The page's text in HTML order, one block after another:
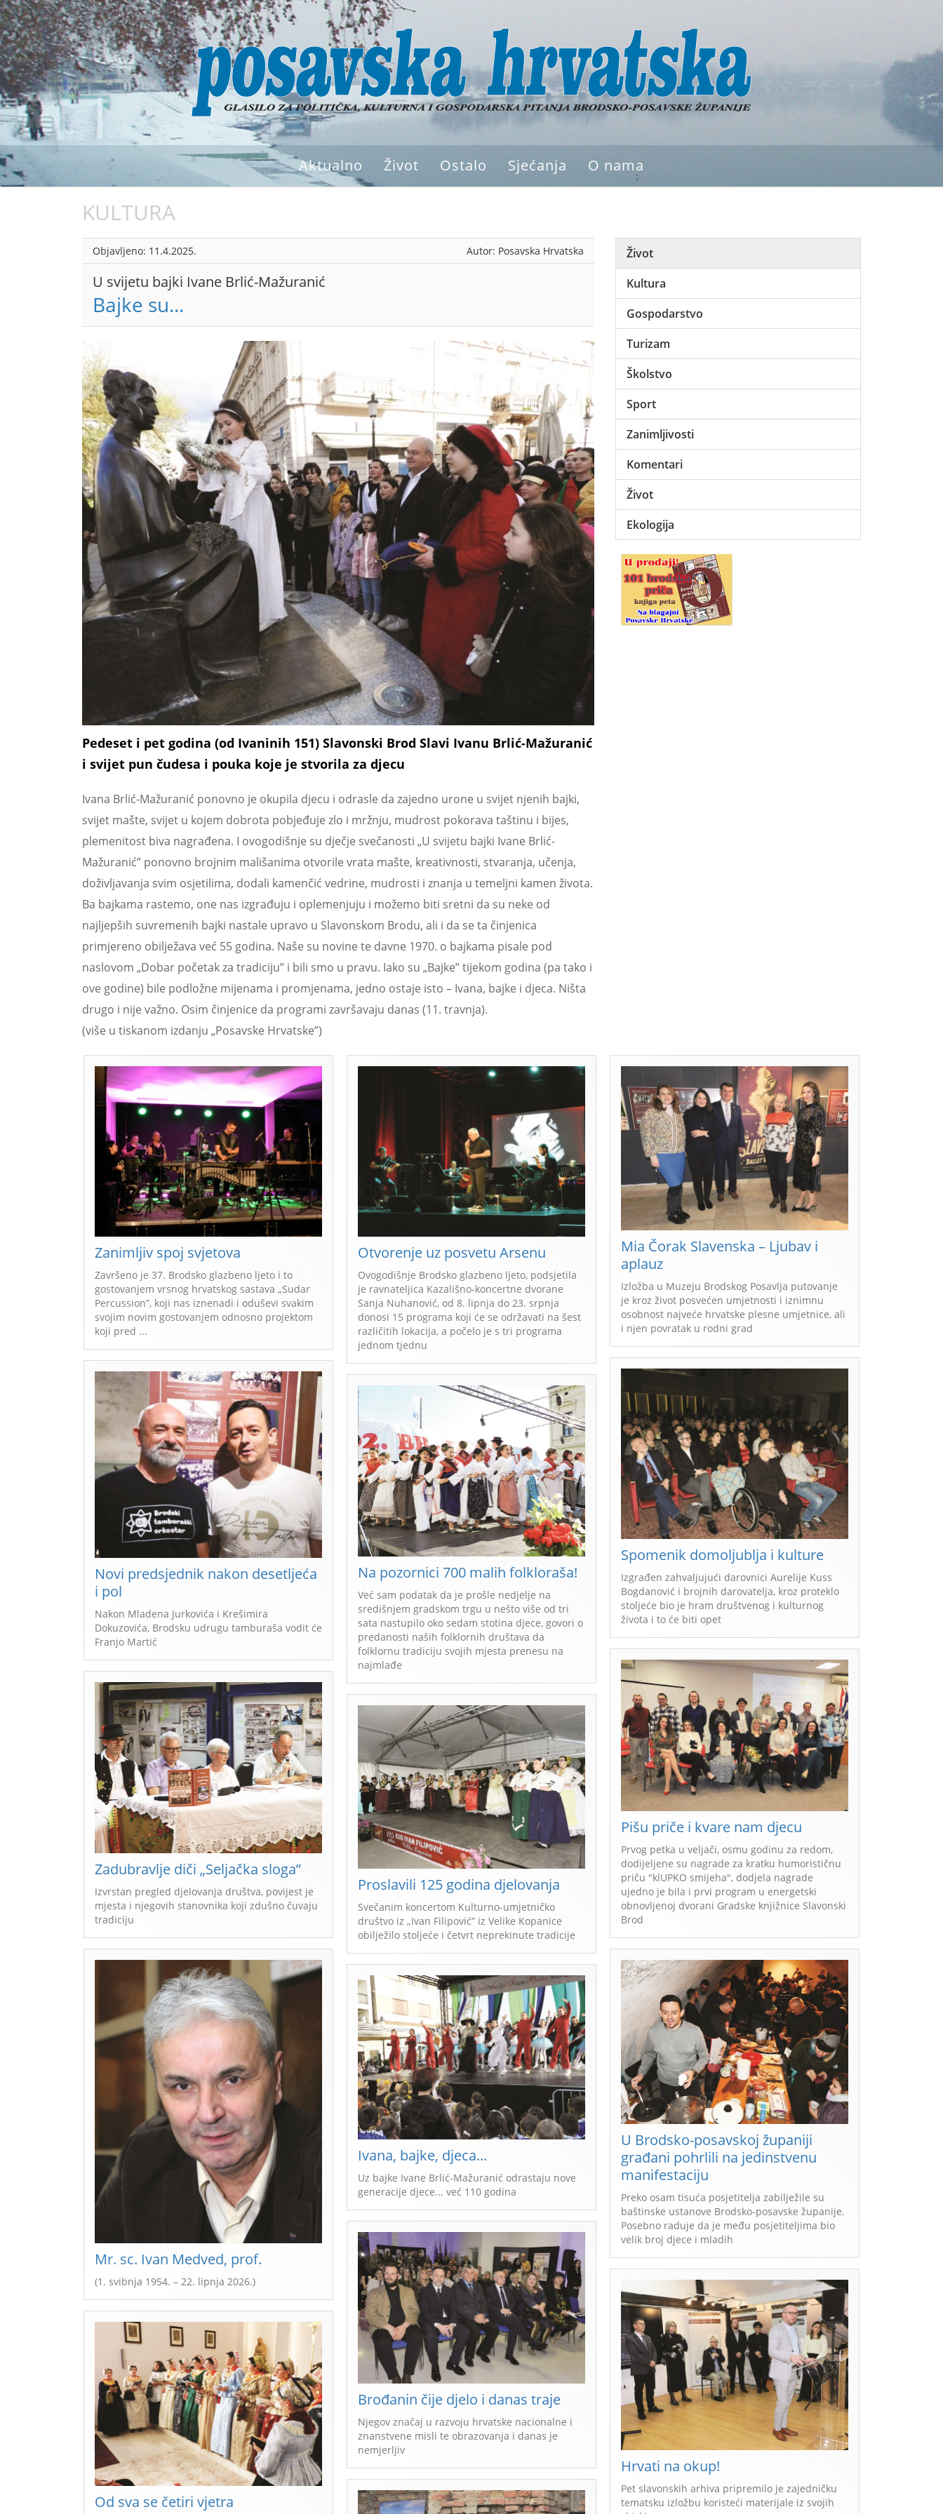
Aktualno Život Ostalo Sjećanja O nama
KULTURA
Objavljeno: 11.4.2025. Autor: Posavska Hrvatska
U svijetu bajki Ivane Brlić-Mažuranić
Bajke su...
Pedeset i pet godina (od Ivaninih 151) Slavonski Brod Slavi Ivanu Brlić-Mažuranić
i svijet pun čudesa i pouka koje je stvorila za djecu
Ivana Brlić-Mažuranić ponovno je okupila djecu i odrasle da zajedno urone u svijet njenih bajki,
svijet mašte, svijet u kojem dobrota pobjeđuje zlo i mržnju, mudrost pokorava taštinu i bijes,
plemenitost biva nagrađena. I ovogodišnje su dječje svečanosti „U svijetu bajki Ivane Brlić-
Mažuranić” ponovno brojnim mališanima otvorile vrata mašte, kreativnosti, stvaranja, učenja,
doživljavanja svim osjetilima, dodali kamenčić vedrine, mudrosti i znanja u temeljni kamen života.
Ba bajkama rastemo, one nas izgrađuju i oplemenjuju i možemo biti sretni da su neke od
najljepših suvremenih bajki nastale upravo u Slavonskom Brodu, ali i da se ta činjenica
primjereno obilježava već 55 godina. Naše su novine te davne 1970. o bajkama pisale pod
naslovom „Dobar početak za tradiciju” i bili smo u pravu. Iako su „Bajke” tijekom godina (pa tako i
ove godine) bile podložne mijenama i promjenama, jedno ostaje isto – Ivana, bajke i djeca. Ništa
drugo i nije važno. Osim činjenice da programi završavaju danas (11. travnja).
(više u tiskanom izdanju „Posavske Hrvatske”)
Život
Kultura
Gospodarstvo
Turizam
Školstvo
Sport
Zanimljivosti
Komentari
Život
Ekologija
Zanimljiv spoj svjetova
Završeno je 37. Brodsko glazbeno ljeto i to
gostovanjem vrsnog hrvatskog sastava „Sudar
Percussion”, koji nas iznenadi i oduševi svakim
svojim novim gostovanjem odnosno projektom
koji pred ...
Novi predsjednik nakon desetljeća
i pol
Nakon Mladena Jurkovića i Krešimira
Dokuzovića, Brodsku udrugu tamburaša vodit će
Franjo Martić
Zadubravlje diči „Seljačka sloga”
Izvrstan pregled djelovanja društva, povijest je
mjesta i njegovih stanovnika koji zdušno čuvaju
tradiciju
Mr. sc. Ivan Medved, prof.
(1. svibnja 1954. – 22. lipnja 2026.)
Od sva se četiri vjetra
Otvorenje uz posvetu Arsenu
Ovogodišnje Brodsko glazbeno ljeto, podsjetila
je ravnateljica Kazališno-koncertne dvorane
Sanja Nuhanović, od 8. lipnja do 23. srpnja
donosi 15 programa koji će se održavati na šest
različitih lokacija, a počelo je s tri programa
jednom tjednu
Na pozornici 700 malih folkloraša!
Već sam podatak da je prošle nedjelje na
središnjem gradskom trgu u nešto više od tri
sata nastupilo oko sedam stotina djece, govori o
predanosti naših folklornih društava da
folklornu tradiciju svojih mjesta prenesu na
najmlađe
Proslavili 125 godina djelovanja
Svečanim koncertom Kulturno-umjetničko
društvo iz „Ivan Filipović” iz Velike Kopanice
obilježilo stoljeće i četvrt neprekinute tradicije
Ivana, bajke, djeca...
Uz bajke Ivane Brlić-Mažuranić odrastaju nove
generacije djece... već 110 godina
Brođanin čije djelo i danas traje
Njegov značaj u razvoju hrvatske nacionalne i
znanstvene misli te obrazovanja i danas je
nemjerljiv
Mia Čorak Slavenska – Ljubav i
aplauz
Izložba u Muzeju Brodskog Posavlja putovanje
je kroz život posvećen umjetnosti i iznimnu
osobnost najveće hrvatske plesne umjetnice, ali
i njen povratak u rodni grad
Spomenik domoljublja i kulture
Izgrađen zahvaljujući darovnici Aurelije Kuss
Bogdanović i brojnih darovatelja, kroz proteklo
stoljeće bio je hram društvenog i kulturnog
života i to će biti opet
Pišu priče i kvare nam djecu
Prvog petka u veljači, osmu godinu za redom,
dodijeljene su nagrade za kratku humorističnu
priču "klUPKO smijeha", dodjela nagrade
ujedno je bila i prvi program u energetski
obnovljenoj dvorani Gradske knjižnice Slavonski
Brod
U Brodsko-posavskoj županiji
građani pohrlili na jedinstvenu
manifestaciju
Preko osam tisuća posjetitelja zabilježile su
baštinske ustanove Brodsko-posavske županije.
Posebno raduje da je među posjetiteljima bio
velik broj djece i mladih
Hrvati na okup!
Pet slavonskih arhiva pripremilo je zajedničku
tematsku izložbu koristeći materijale iz svojih